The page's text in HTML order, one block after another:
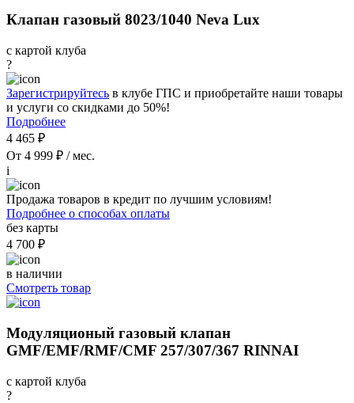
Клапан газовый 8023/1040 Neva Lux
с картой клуба
?
Зарегистрируйтесь в клубе ГПС и приобретайте наши товары
и услуги со скидками до 50%!
Подробнее
4 465 ₽
От 4 999 ₽ / мес.
i
Продажа товаров в кредит по лучшим условиям!
Подробнее о способах оплаты
без карты
4 700 ₽
в наличии
Смотреть товар
Модуляционый газовый клапан
GMF/EMF/RMF/CMF 257/307/367 RINNAI
с картой клуба
?